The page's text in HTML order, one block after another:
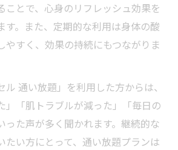
ことで、心身のリフレッシュ効果を
す。また、定期的な利用は身体の酸
やすく、効果の持続にもつながりま
通い放題」を利用した方からは、
」「肌トラブルが減った」「毎日の
った声が多く聞かれます。継続的な
たい方にとって、通い放題プランは